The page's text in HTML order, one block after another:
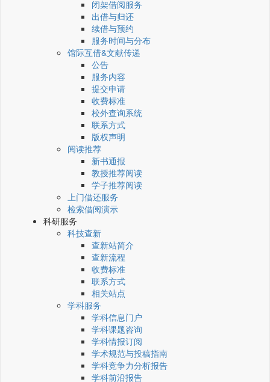
闭架借阅服务
出借与归还
续借与预约
服务时间与分布
馆际互借&文献传递
公告
服务内容
提交申请
收费标准
校外查询系统
联系方式
版权声明
阅读推荐
新书通报
教授推荐阅读
学子推荐阅读
上门借还服务
检索借阅演示
科研服务
科技查新
查新站简介
查新流程
收费标准
联系方式
相关站点
学科服务
学科信息门户
学科课题咨询
学科情报订阅
学术规范与投稿指南
学科竞争力分析报告
学科前沿报告